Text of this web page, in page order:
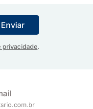
privacidade.